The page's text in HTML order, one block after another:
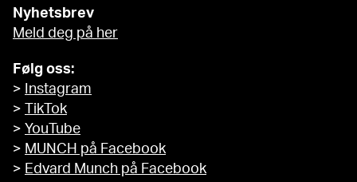
Nyhetsbrev
Meld deg på her
Følg oss:
>
Instagram
>
TikTok
> YouTube
> MUNCH på Facebook
> Edvard Munch på Facebook